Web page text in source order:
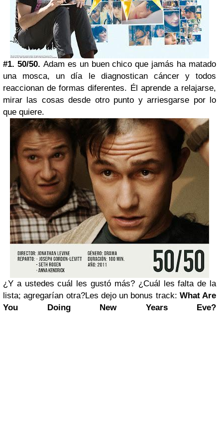
#1. 50/50. Adam es un buen chico que jamás ha matado
una mosca, un día le diagnostican cáncer y todos
reaccionan de formas diferentes. Él aprende a relajarse,
mirar las cosas desde otro punto y arriesgarse por lo
que quiere.
¿Y a ustedes cuál les gustó más? ¿Cuál les falta de la
lista; agregarían otra?Les dejo un bonus track: What Are
You Doing New Years Eve?